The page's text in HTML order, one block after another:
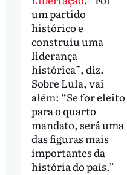
um partido
histórico e
construiu uma
liderança
histórica˜, diz.
Sobre Lula, vai
além: “Se for eleito
para o quarto
mandato, será uma
das figuras mais
importantes da
história do país.”